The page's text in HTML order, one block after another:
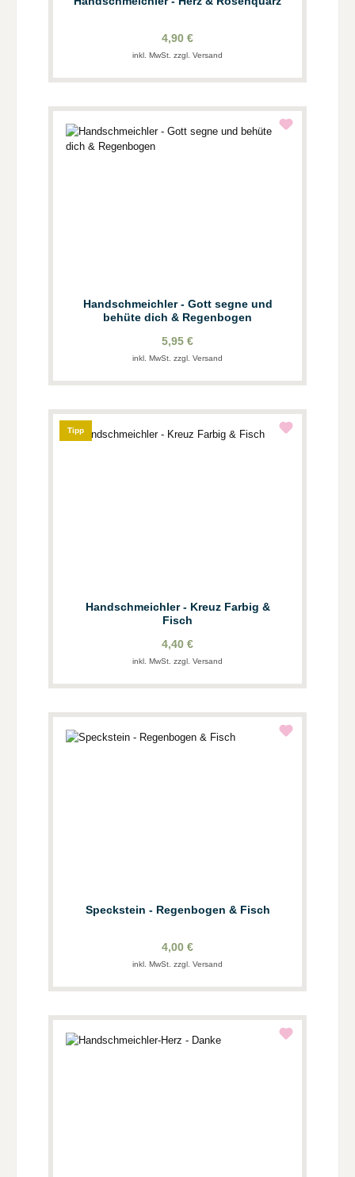
4,90 €
inkl. MwSt. zzgl. Versand
Handschmeichler - Gott segne und
behüte dich & Regenbogen
5,95 €
inkl. MwSt. zzgl. Versand
Tipp
Handschmeichler - Kreuz Farbig &
Fisch
4,40 €
inkl. MwSt. zzgl. Versand
Speckstein - Regenbogen & Fisch
4,00 €
inkl. MwSt. zzgl. Versand